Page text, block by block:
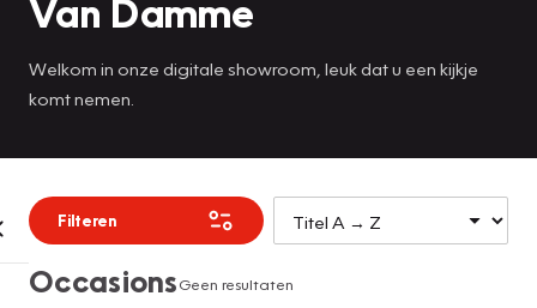
Van Damme
Welkom in onze digitale showroom, leuk dat u een kijkje
komt nemen.
Filteren
OccasionsGeen resultaten